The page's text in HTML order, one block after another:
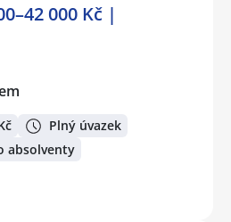
000 Kč |
Plný úvazek
absolventy